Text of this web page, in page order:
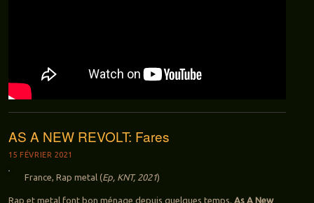
AS A NEW REVOLT: Fares
15 FÉVRIER 2021
France, Rap metal (Ep, KNT, 2021)
Rap et metal font bon ménage depuis quelques temps. As A New